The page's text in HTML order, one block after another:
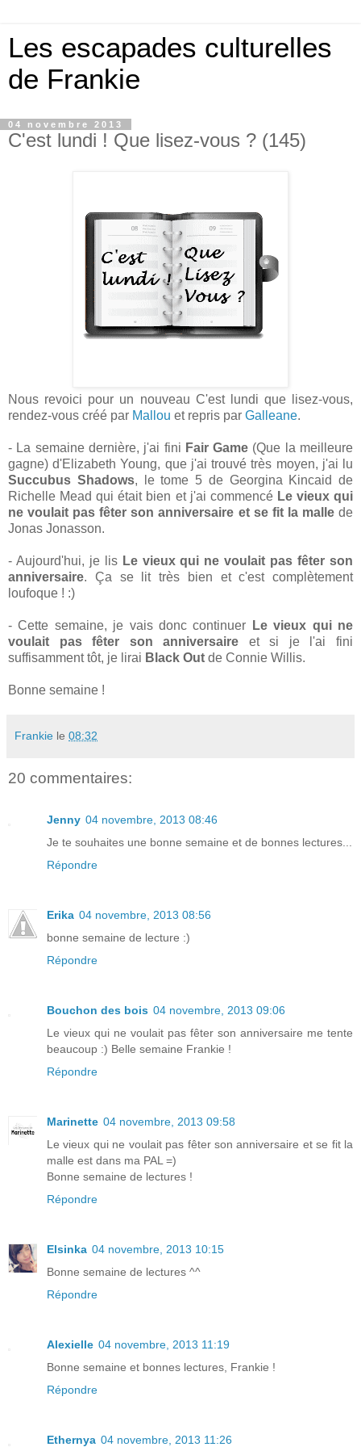
Les escapades culturelles
de Frankie
04 novembre 2013
C'est lundi ! Que lisez-vous ? (145)
Nous revoici pour un nouveau C'est lundi que lisez-vous,
rendez-vous créé par Mallou et repris par Galleane.
- La semaine dernière, j'ai fini Fair Game (Que la meilleure
gagne) d'Elizabeth Young, que j'ai trouvé très moyen, j'ai lu
Succubus Shadows, le tome 5 de Georgina Kincaid de
Richelle Mead qui était bien et j'ai commencé Le vieux qui
ne voulait pas fêter son anniversaire et se fit la mallede
Jonas Jonasson.
- Aujourd'hui, je lis Le vieux qui ne voulait pas fêter son
anniversaire. Ça se lit très bien et c'est complètement
loufoque ! :)
- Cette semaine, je vais donc continuer
Le vieux qui ne
voulait pas fêter son anniversaire et si je l'ai fini
suffisamment tôt, je lirai Black Out de Connie Willis.
Bonne semaine !
Frankie le 08:32
20 commentaires:
Jenny 04 novembre, 2013 08:46
Je te souhaites une bonne semaine et de bonnes lectures...
Répondre
Erika 04 novembre, 2013 08:56
bonne semaine de lecture :)
Répondre
Bouchon des bois 04 novembre, 2013 09:06
Le vieux qui ne voulait pas fêter son anniversaire me tente
beaucoup :) Belle semaine Frankie !
Répondre
Marinette 04 novembre, 2013 09:58
Le vieux qui ne voulait pas fêter son anniversaire et se fit la
malle est dans ma PAL =)
Bonne semaine de lectures !
Répondre
Elsinka 04 novembre, 2013 10:15
Bonne semaine de lectures ^^
Répondre
Alexielle 04 novembre, 2013 11:19
Bonne semaine et bonnes lectures, Frankie !
Répondre
Ethernya 04 novembre, 2013 11:26